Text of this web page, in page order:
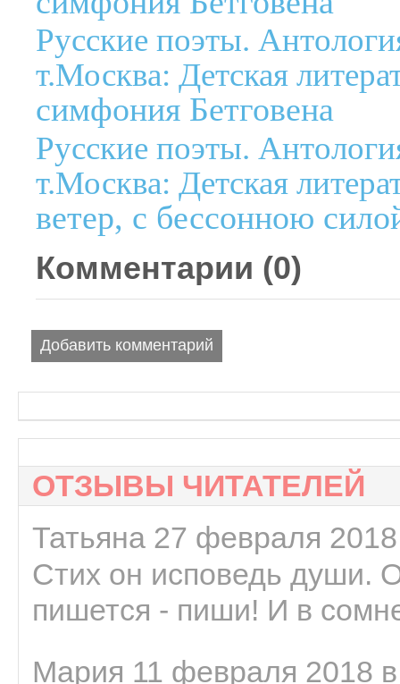
Русские поэты.
т.Москва: Детская
симфония Бетговена
Русские поэты.
т.Москва: Детская
ветер, с бессонною
Комментарии (0)
Добавить комментарий
ОТЗЫВЫ ЧИТАТЕЛЕЙ
Татьяна 27 февраля
Стих он исповедь души.
пишется - пиши! И в
Мария 11 февраля 2018